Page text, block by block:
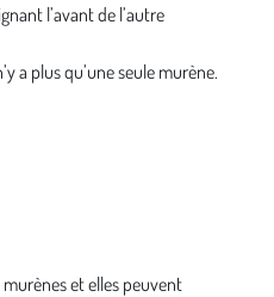
l’avant de l’autre
a plus qu’une seule murène.
et elles peuvent